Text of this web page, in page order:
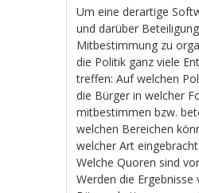
Um eine derartige
und darüber
Mitbestimmung zu
die Politik ganz viele
treffen: Auf welchen
die Bürger in welcher
mitbestimmen bzw.
welchen Bereichen
welcher Art
Welche Quoren sind
Werden die Ergebnisse